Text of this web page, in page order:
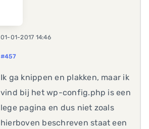
01-01-2017 14:46
#457
Ik ga knippen en plakken, maar ik
vind bij het wp-config.php is een
lege pagina en dus niet zoals
hierboven beschreven staat een